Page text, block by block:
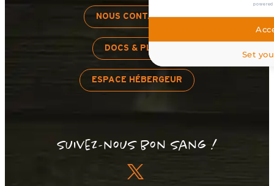
NOUS CONTACTER
DOCS & PLANS
ESPACE HÉBERGEUR
Suivez-nous bon sang !
Set